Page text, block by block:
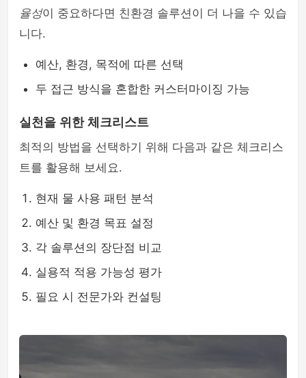
율성이 중요하다면 친환경 솔루션이 더 나을 수 있습
니다.
예산, 환경, 목적에 따른 선택
두 접근 방식을 혼합한 커스터마이징 가능
실천을 위한 체크리스트
최적의 방법을 선택하기 위해 다음과 같은 체크리스
트를 활용해 보세요.
현재 물 사용 패턴 분석
예산 및 환경 목표 설정
각 솔루션의 장단점 비교
실용적 적용 가능성 평가
필요 시 전문가와 컨설팅